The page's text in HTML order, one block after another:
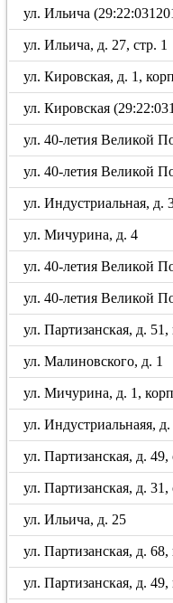
ул. Ильича
ул. Ильича, д. 27, стр. 1
ул. Кировская, д. 1,
ул. Кировская
ул. 40-летия Великой
ул. 40-летия Великой
ул. Индустриальная, д.
ул. Мичурина, д. 4
ул. 40-летия Великой
ул. 40-летия Великой
ул. Партизанская, д. 51,
ул. Малиновского, д. 1
ул. Мичурина, д. 1,
ул. Индустриальнаяя, д.
ул. Партизанская, д. 49,
ул. Партизанская, д. 31,
ул. Ильича, д. 25
ул. Партизанская, д. 68,
ул. Партизанская, д. 49,